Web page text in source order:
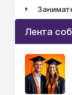
Лента